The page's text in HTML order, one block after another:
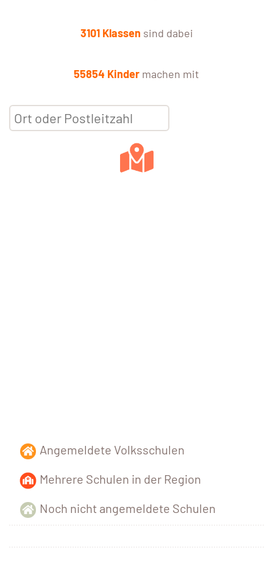
3101 Klassen sind dabei
55854 Kinder machen mit
Angemeldete Volksschulen
Mehrere Schulen in der Region
Noch nicht angemeldete Schulen